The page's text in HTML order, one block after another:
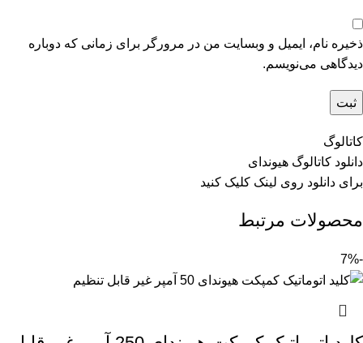
ذخیره نام، ایمیل و وبسایت من در مرورگر برای زمانی که دوباره
دیدگاهی می‌نویسم.
کاتالوگ
دانلود کاتالوگ هیوندای
برای دانلود روی لینک کلیک کنید
محصولات مرتبط
-7%